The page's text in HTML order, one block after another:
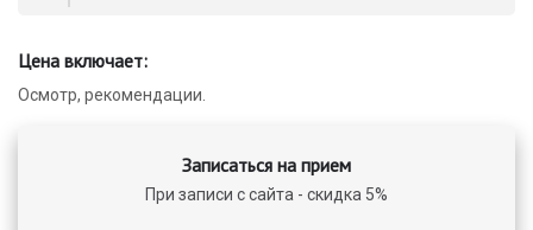
Цена включает:
Осмотр, рекомендации.
Записаться на прием
При записи с сайта - скидка 5%